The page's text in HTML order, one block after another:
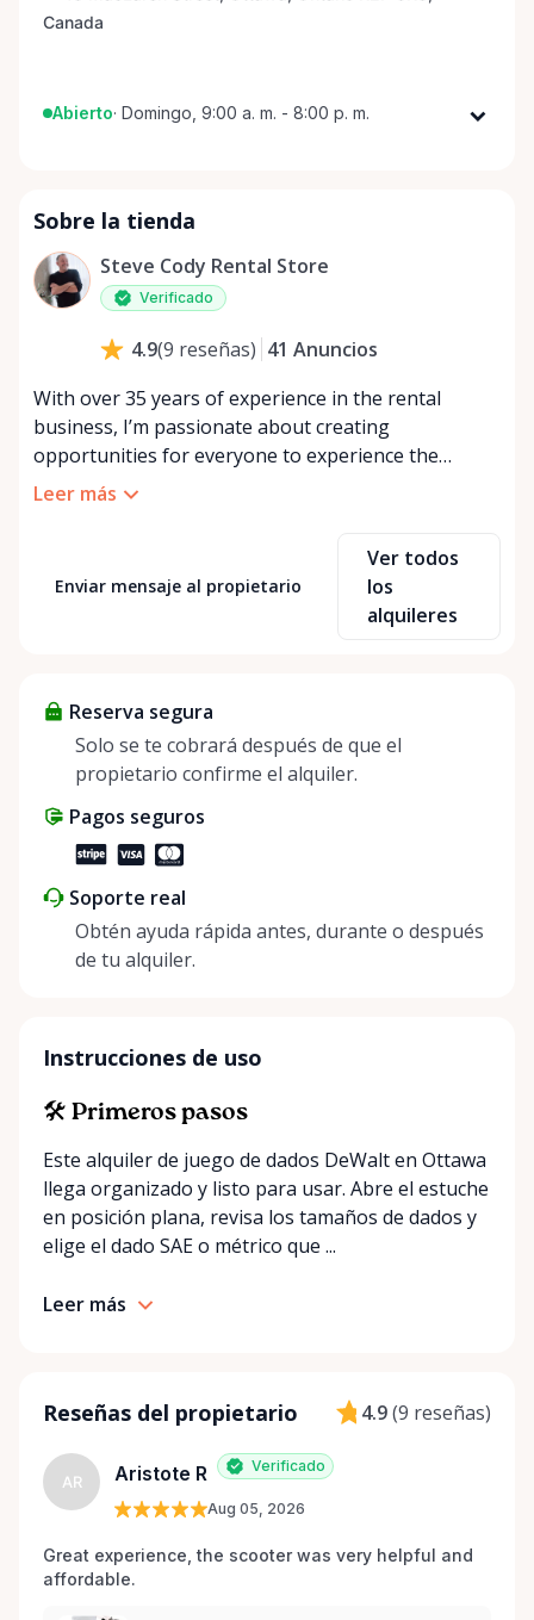
Abierto· Domingo, 9:00 a. m. - 8:00 p. m.
Miércoles
Jueves
9:00 a. m. - 8:00 p. m.
Viernes
Domingo
9:00 a. m. - 8:00 p. m.
Sobre la tienda
Steve Cody Rental Store
Verificado
4.9(9 reseñas) 41 Anuncios
With over 35 years of experience in the rental
business, I’m passionate about creating
opportunities for everyone to experience the
benefits of renting. As one of the founders of Rent
already own and to allow others to access and
explore new things affordably. Renting not only
saves money but also has a positive impact on our
and rewarding for everyone involved.
Leer más
Enviar mensaje al propietario
Ver todos
los
alquileres
Reserva segura
Solo se te cobrará después de que el
propietario confirme el alquiler.
Pagos seguros
Soporte real
Obtén ayuda rápida antes, durante o después
de tu alquiler.
Instrucciones de uso
🛠️ Primeros pasos
Este alquiler de juego de dados DeWalt en Ottawa
llega organizado y listo para usar. Abre el estuche
en posición plana, revisa los tamaños de dados y
elige el dado SAE o métrico que ...
Leer más
Reseñas del propietario 4.9(9 reseñas)
AR Aristote R Verificado
Aug 05, 2026
Great experience, the scooter was very helpful and
affordable.